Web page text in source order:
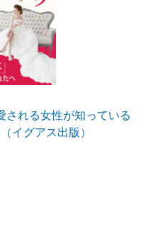
される女性が知っている
イグアス出版）